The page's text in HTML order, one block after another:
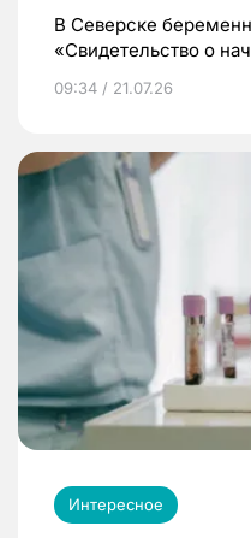
В Северске
«Свидетельство о
09:34 / 21.07.26
Интересное